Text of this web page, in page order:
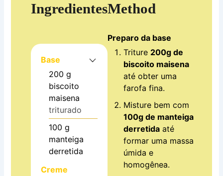
Ingredientes
Base
200 g
biscoito
maisena
triturado
100 g
manteiga
derretida
Creme
Method
Preparo da base
Triture 200g de
biscoito maisena
até obter uma
farofa fina.
Misture bem com
100g de manteiga
derretida até
formar uma massa
úmida e
homogênea.